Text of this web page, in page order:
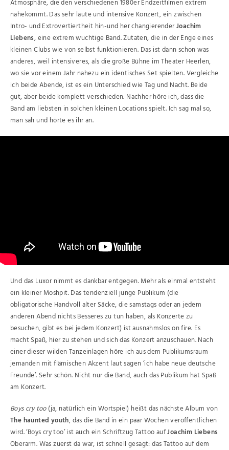
Atmosphäre, die den verschiedenen 1980er Endzeitfilmen extrem
nahekommt. Das sehr laute und intensive Konzert, ein zwischen
Intro- und Extrovertiertheit hin-und her changierenderJoachim
Liebens, eine extrem wuchtige Band. Zutaten, die in der Enge eines
kleinen Clubs wie von selbst funktionieren. Das ist dann schon was
anderes, weil intensiveres, als die große Bühne im Theater Heerlen,
wo sie vor einem Jahr nahezu ein identisches Set spielten. Vergleiche
ich beide Abende, ist es ein Unterschied wie Tag und Nacht. Beide
gut, aber beide komplett verschieden. Nachher höre ich, dass die
Band am liebsten in solchen kleinen Locations spielt. Ich sag mal so,
man sah und hörte es ihr an.
Und das Luxor nimmt es dankbar entgegen. Mehr als einmal entsteht
ein kleiner Moshpit. Das tendenziell junge Publikum (die
obligatorische Handvoll alter Säcke, die samstags oder an jedem
anderen Abend nichts Besseres zu tun haben, als Konzerte zu
besuchen, gibt es bei jedem Konzert) ist ausnahmslos on fire. Es
macht Spaß, hier zu stehen und sich das Konzert anzuschauen. Nach
einer dieser wilden Tanzeinlagen höre ich aus dem Publikumsraum
jemanden mit flämischen Akzent laut sagen ‘ich habe neue deutsche
Freunde’. Sehr schön. Nicht nur die Band, auch das Publikum hat Spaß
am Konzert.
Boys cry too(ja, natürlich ein Wortspiel) heißt das nächste Album von
The haunted youth, das die Band in ein paar Wochen veröffentlichen
wird. ‘Boys cry too’ ist auch ein Schriftzug Tattoo aufJoachim Liebens
Oberarm. Was zuerst da war, ist schnell gesagt: das Tattoo auf dem